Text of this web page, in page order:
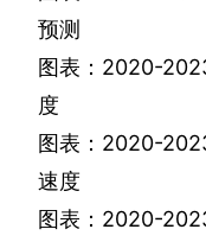
预测
图表： 2020-
度
图表： 2020-
速度
图表： 2020-